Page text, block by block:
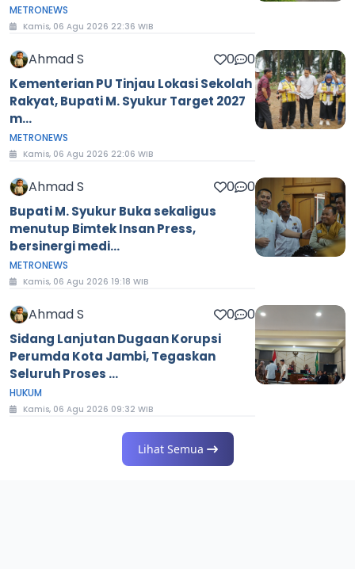
METRONEWS
Kamis, 06 Agu 2026 22:36 WIB
Ahmad S 0 0
Kementerian PU Tinjau Lokasi Sekolah
Rakyat, Bupati M. Syukur Target 2027
m...
METRONEWS
Kamis, 06 Agu 2026 22:06 WIB
Ahmad S 0 0
Bupati M. Syukur Buka sekaligus
menutup Bimtek Insan Press,
bersinergi medi...
METRONEWS
Kamis, 06 Agu 2026 19:18 WIB
Ahmad S 0 0
Sidang Lanjutan Dugaan Korupsi
Perumda Kota Jambi, Tegaskan
Seluruh Proses ...
HUKUM
Kamis, 06 Agu 2026 09:32 WIB
Lihat Semua